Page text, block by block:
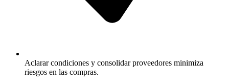
Aclarar condiciones y consolidar proveedores minimiza
riesgos en las compras.